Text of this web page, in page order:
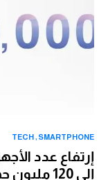
SMARTPHONE
TECH
إلى 120 مليون جهاز